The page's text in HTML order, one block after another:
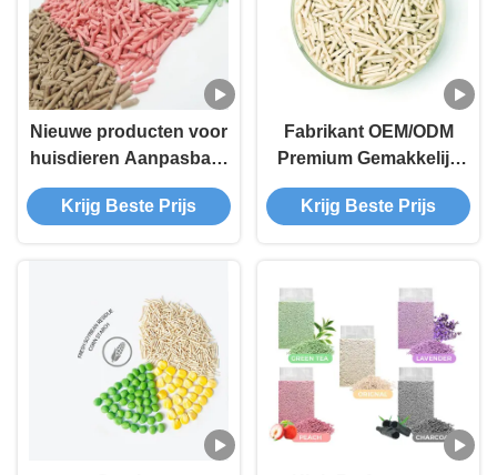
Nieuwe producten voor
huisdieren Aanpasbare
stofvrije
geurbeheersing
Krijg Beste Prijs
Fabrikant OEM/ODM
Premium Gemakkelijk
Schoon Te Maken
Planten Kattenzand
Klontvormend Tofu
Kattenbakvulling
Krijg Beste Prijs